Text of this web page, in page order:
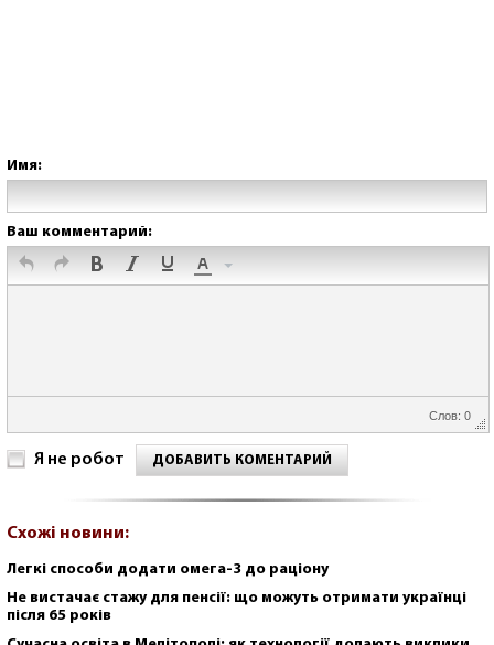
Имя:
Ваш комментарий:
Слов: 0
Я не робот ДОБАВИТЬ КОМЕНТАРИЙ
Схожі новини:
Легкі способи додати омега-3 до раціону
Не вистачає стажу для пенсії: що можуть отримати українці
після 65 років